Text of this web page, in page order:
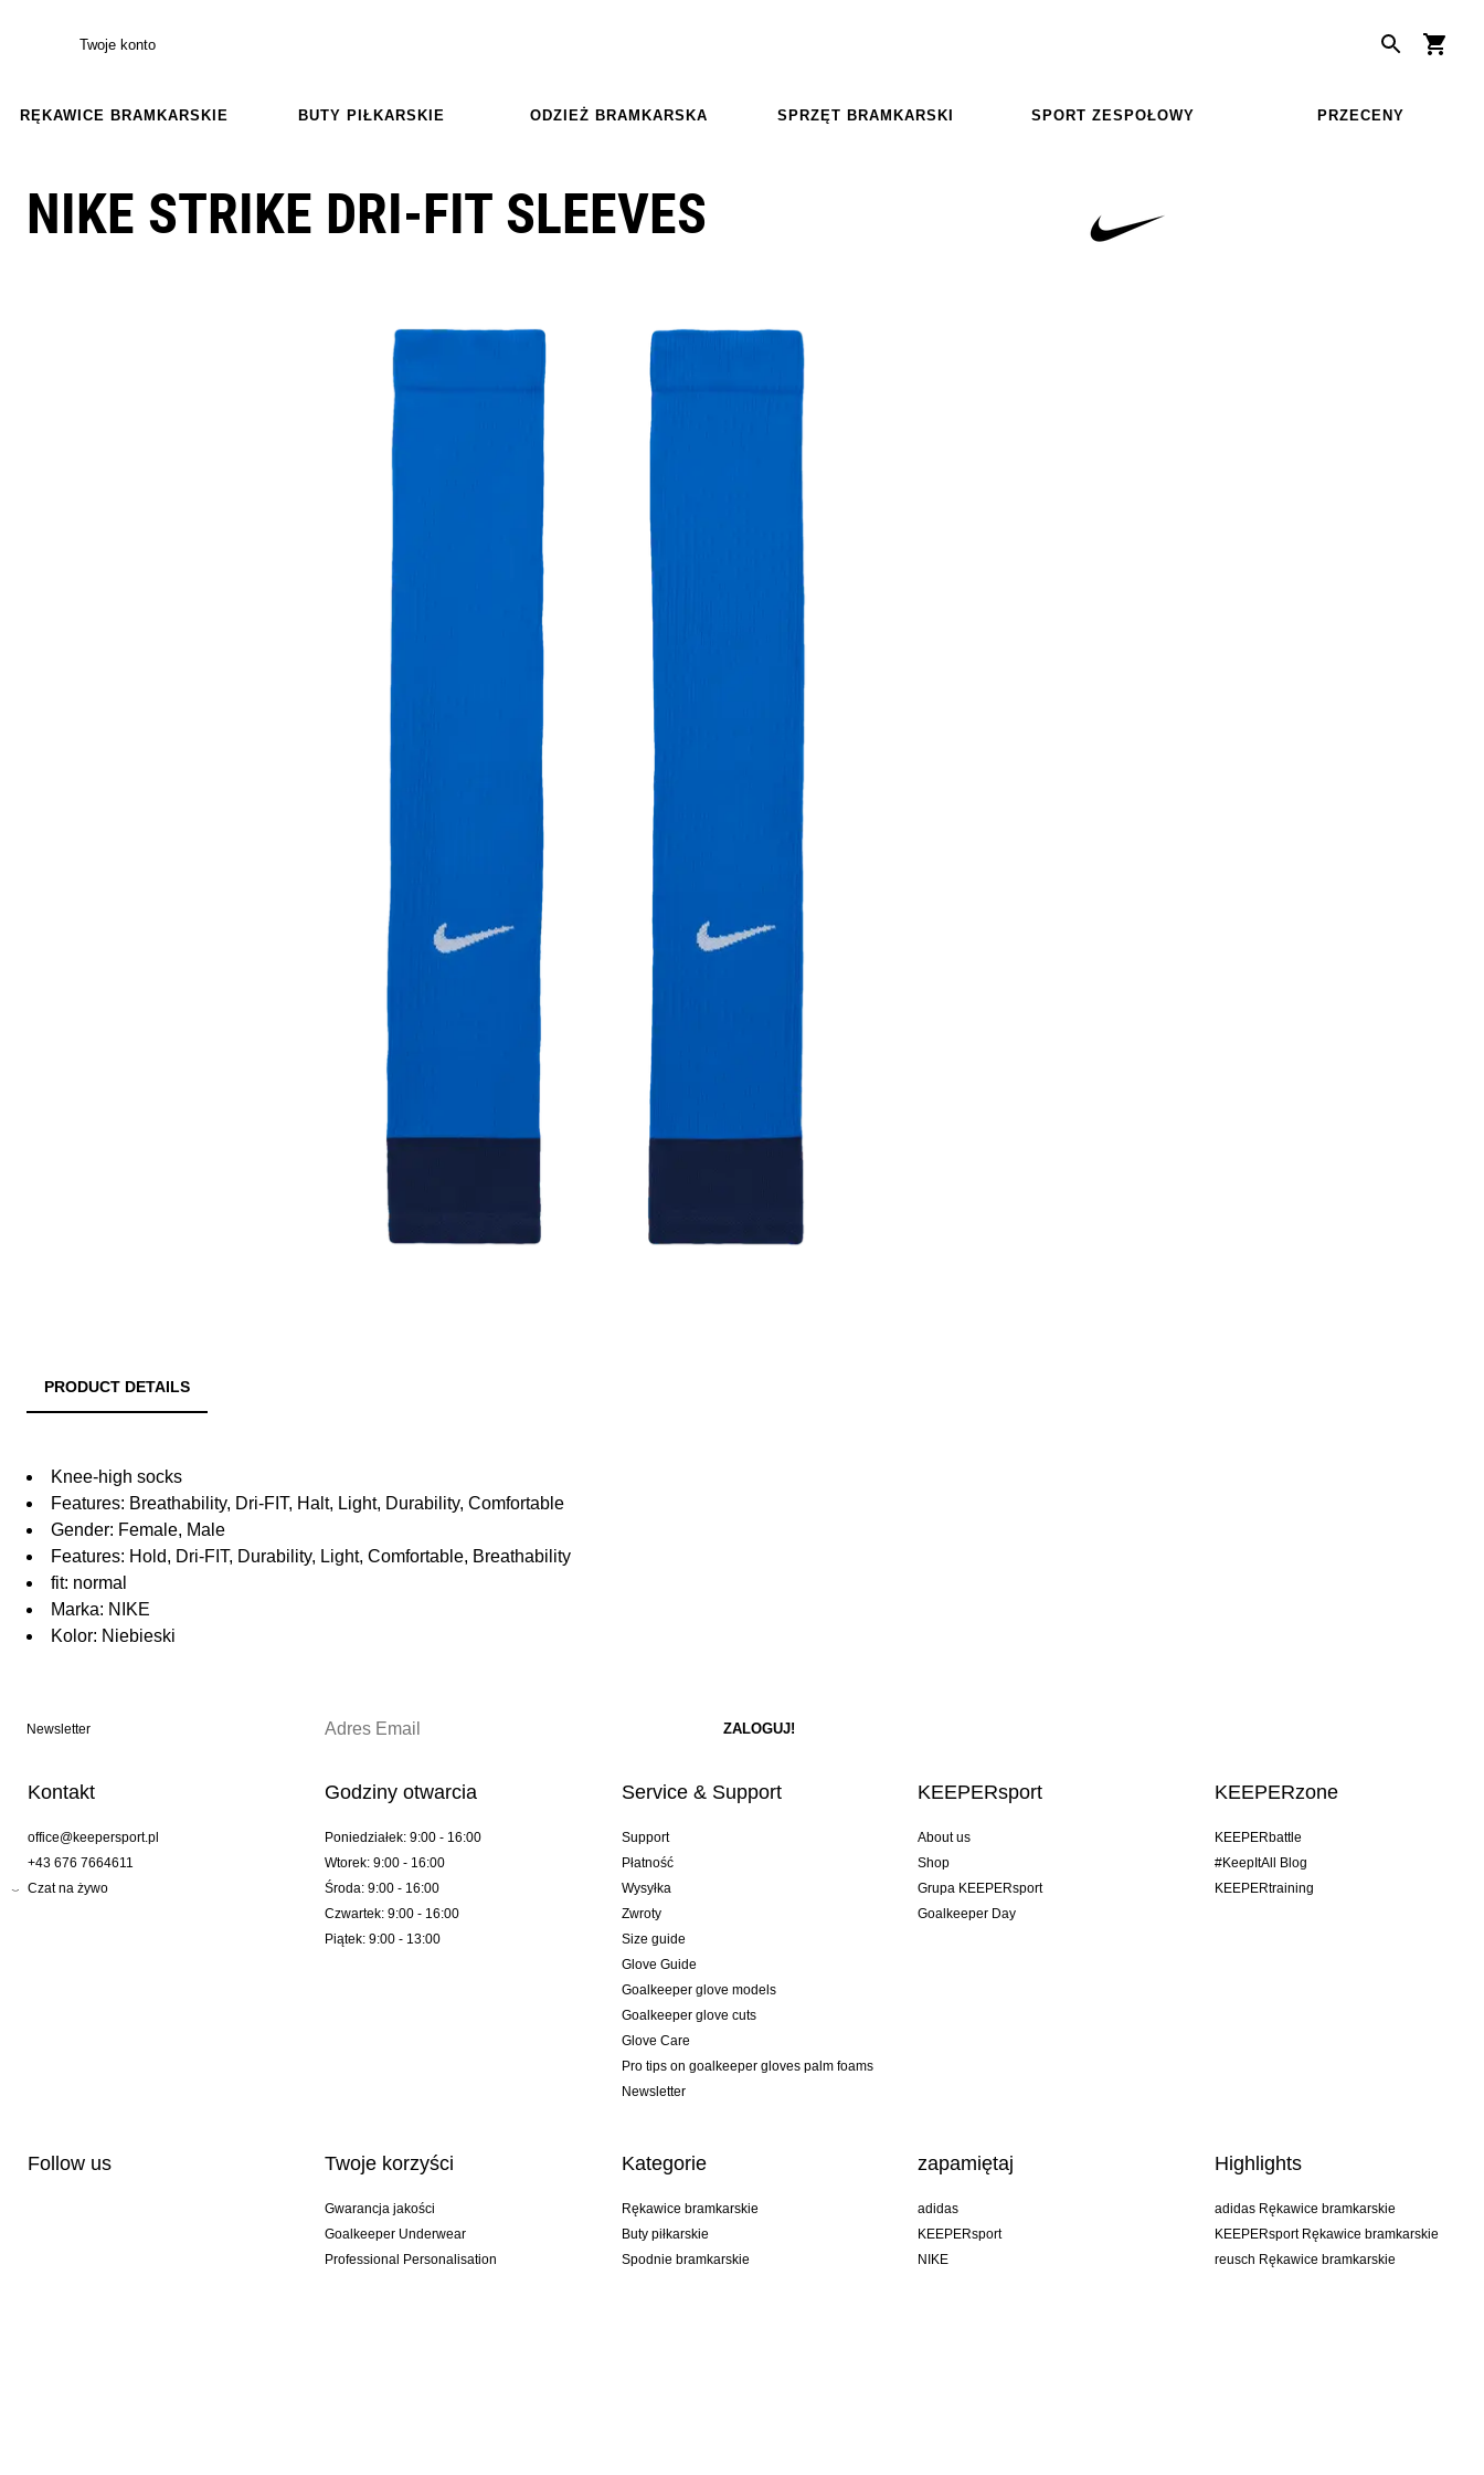
Twoje konto
RĘKAWICE BRAMKARSKIE BUTY PIŁKARSKIE ODZIEŻ BRAMKARSKA SPRZĘT BRAMKARSKI SPORT ZESPOŁOWY PRZECENY
NIKE STRIKE DRI-FIT SLEEVES
PRODUCT DETAILS
Knee-high socks
Features: Breathability, Dri-FIT, Halt, Light, Durability, Comfortable
Gender: Female, Male
Features: Hold, Dri-FIT, Durability, Light, Comfortable, Breathability
fit: normal
Marka: NIKE
Kolor: Niebieski
Newsletter
Kontakt
office@keepersport.pl
+43 676 7664611
Czat na żywo
Godziny otwarcia
Poniedziałek: 9:00 - 16:00
Wtorek: 9:00 - 16:00
Środa: 9:00 - 16:00
Czwartek: 9:00 - 16:00
Piątek: 9:00 - 13:00
Service & Support
Support
Płatność
Wysyłka
Zwroty
Size guide
Glove Guide
Goalkeeper glove models
Goalkeeper glove cuts
Glove Care
Pro tips on goalkeeper gloves palm foams
Newsletter
KEEPERsport
About us
Shop
Grupa KEEPERsport
Goalkeeper Day
KEEPERzone
KEEPERbattle
#KeepItAll Blog
KEEPERtraining
Follow us Twoje korzyści
Gwarancja jakości
Goalkeeper Underwear
Professional Personalisation
Kategorie
Rękawice bramkarskie
Buty piłkarskie
Spodnie bramkarskie
zapamiętaj
adidas
KEEPERsport
NIKE
Highlights
adidas Rękawice bramkarskie
KEEPERsport Rękawice bramkarskie
reusch Rękawice bramkarskie